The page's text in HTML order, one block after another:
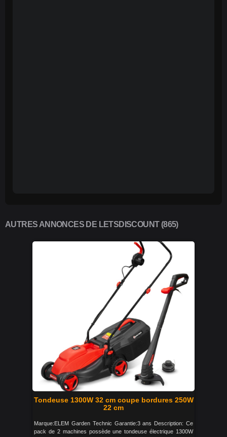
AUTRES ANNONCES DE LETSDISCOUNT (865)
Tondeuse 1300W 32 cm coupe bordures 250W
22 cm
Marque:ELEM Garden Technic Garantie:3 ans Description: Ce
pack de 2 machines possède une tondeuse électrique 1300W